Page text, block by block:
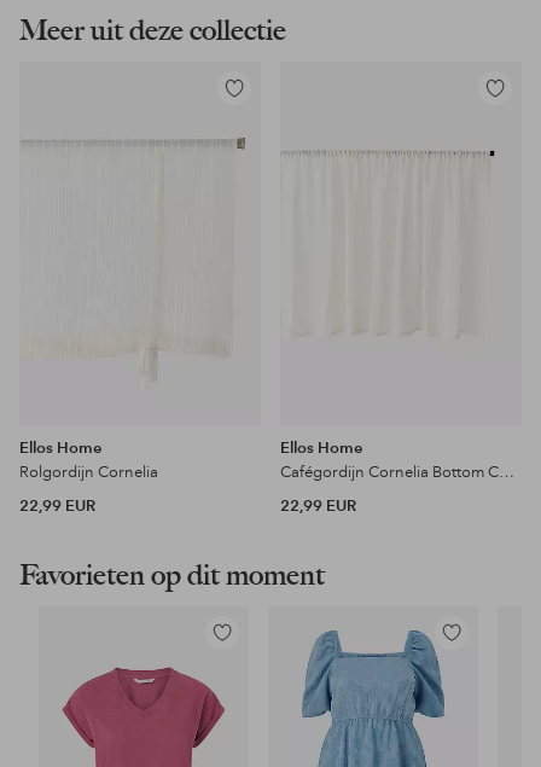
Meer uit deze collectie
Toevoegen
favorieten
Ellos Home
Rolgordijn Cornelia
22,99 EUR
Ellos Home
Cafégordijn Cornelia Bottom Curtain
22,99 EUR
Favorieten op dit moment
Toevoegen
favorieten
Toevoegen
aan
favorieten